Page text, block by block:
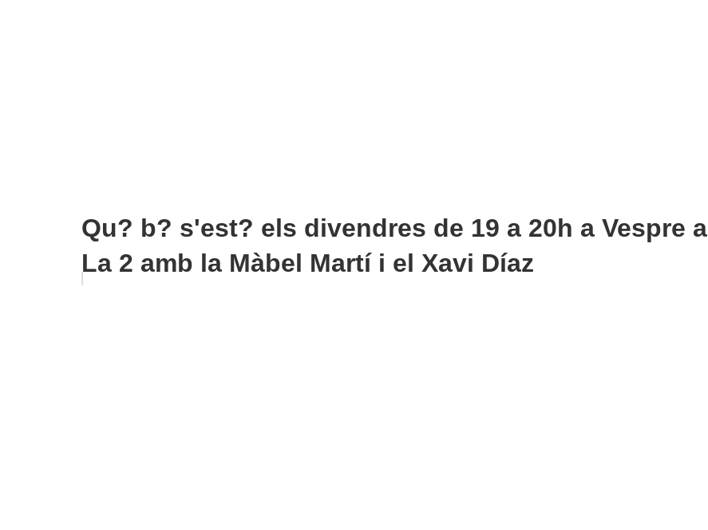
Qu? b? s'est? els divendres de 19 a 20h a Vespre a
La 2 amb la Màbel Martí i el Xavi Díaz